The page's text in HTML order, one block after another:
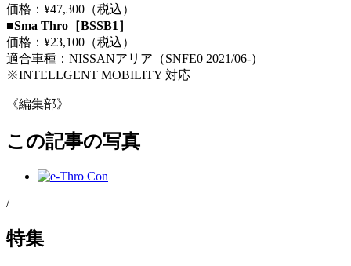
価格：¥47,300（税込）
■Sma Thro［BSSB1］
価格：¥23,100（税込）
適合車種：NISSANアリア（SNFE0 2021/06-）
※INTELLGENT MOBILITY 対応
《編集部》
この記事の写真
/
特集